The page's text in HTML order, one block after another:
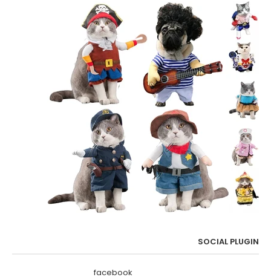
SOCIAL PLUGIN
facebook